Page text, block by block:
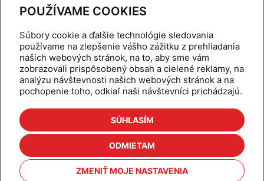
POUŽÍVAME COOKIES
Súbory cookie a ďalšie technológie sledovania
používame na zlepšenie vášho zážitku z prehliadania
našich webových stránok, na to, aby sme vám
zobrazovali prispôsobený obsah a cielené reklamy, na
analýzu návštevnosti našich webových stránok a na
pochopenie toho, odkiaľ naši návštevníci prichádzajú.
SÚHLASÍM
ODMIETAM
ZMENIŤ MOJE NASTAVENIA
Dynamické termostatické ventily
Domov
Produkty
Aktuality
Odber šikovné tipy
Kalkulačky
Cenníky
Na stiahnutie
Referencie
Kontakt